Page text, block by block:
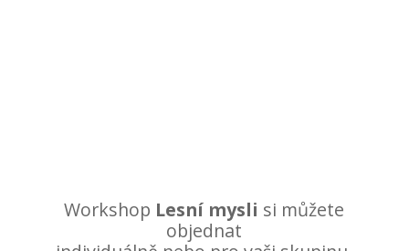
Workshop Lesní mysli si můžete
objednat